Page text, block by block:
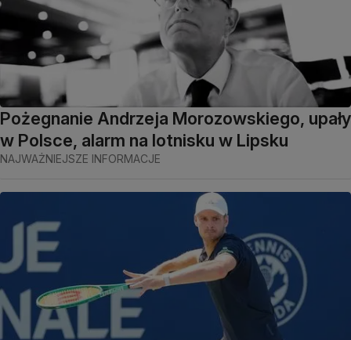
Pożegnanie Andrzeja Morozowskiego, upały
w Polsce, alarm na lotnisku w Lipsku
NAJWAŻNIEJSZE INFORMACJE